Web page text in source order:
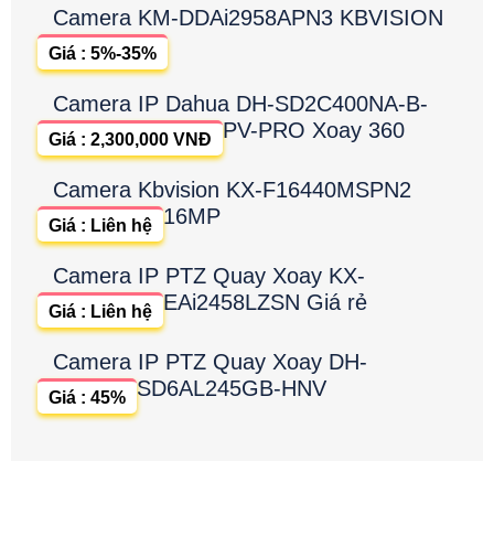
Camera KM-DDAi2958APN3 KBVISION
Giá : 5%-35%
Camera IP Dahua DH-SD2C400NA-B-
PV-PRO Xoay 360
Giá : 2,300,000 VNĐ
Camera Kbvision KX-F16440MSPN2
16MP
Giá : Liên hệ
Camera IP PTZ Quay Xoay KX-
EAi2458LZSN Giá rẻ
Giá : Liên hệ
Camera IP PTZ Quay Xoay DH-
SD6AL245GB-HNV
Giá : 45%